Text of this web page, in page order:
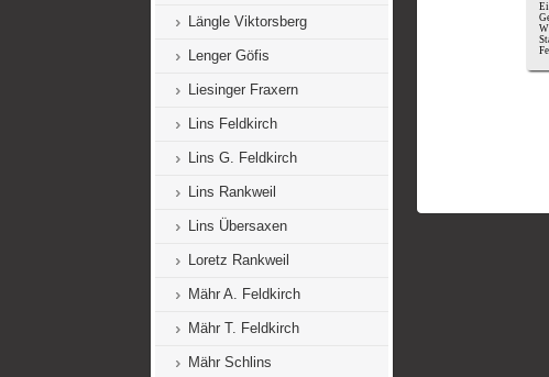
Längle Viktorsberg
Lenger Göfis
Liesinger Fraxern
Lins Feldkirch
Lins G. Feldkirch
Lins Rankweil
Lins Übersaxen
Loretz Rankweil
Mähr A. Feldkirch
Mähr T. Feldkirch
Mähr Schlins